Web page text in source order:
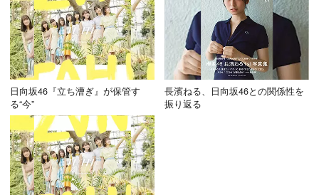
日向坂46『立ち漕ぎ』が保管す
る“今”
長濱ねる、日向坂46との関係性を
振り返る